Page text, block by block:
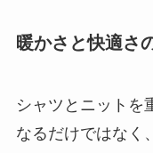
暖かさと快適さ
シャツとニットを
なるだけではなく